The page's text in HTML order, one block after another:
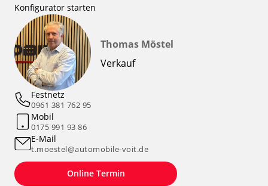
Konfigurator starten
Thomas Möstel
Verkauf
Festnetz
0961 381 762 95
Mobil
0175 991 93 86
E-Mail
t.moestel@automobile-voit.de
Online Termin